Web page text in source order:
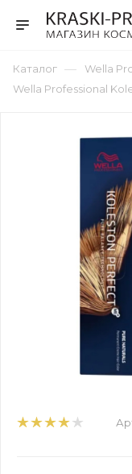
Каталог — Wella
Wella Professional